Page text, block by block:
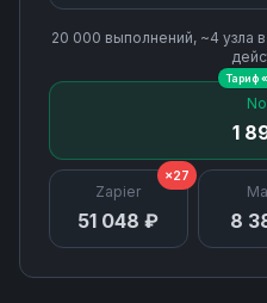
20 000 выполнений, ~4 узла
1
Тариф «
Zapier
51 048 ₽
×27
8